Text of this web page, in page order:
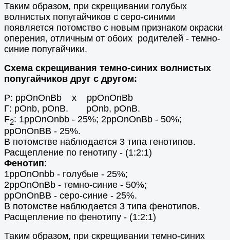
Таким образом, при скрещивании голубых
волнистых попугайчиков с серо-синими
появляется потомство с новым признаком окраски
оперения, отличным от обоих родителей - темно-
синие попугайчики.
Схема скрещивания темно-синих волнистых
попугайчиков друг с другом:
Р: ppOnOnBb х ppOnOnBb
Г: pOnb, pOnВ. pOnb, pOnВ.
F2: 1ppOnOnbb - 25%; 2ppOnOnBb - 50%;
ppOnOnBB - 25%.
В потомстве наблюдается 3 типа генотипов.
Расщепление по генотипу - (1:2:1)
Фенотип:
1ppOnOnbb - голубые - 25%;
2ppOnOnBb - темно-синие - 50%;
ppOnOnBB - серо-синие - 25%.
В потомстве наблюдается 3 типа фенотипов.
Расщепление по фенотипу - (1:2:1)
Таким образом, при скрещивании темно-синих